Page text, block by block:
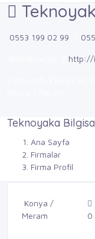
0553 199 02 99
http://
Teknoyaka
Ana Sayfa
Firmalar
Firma Profil
Konya /
Meram
0